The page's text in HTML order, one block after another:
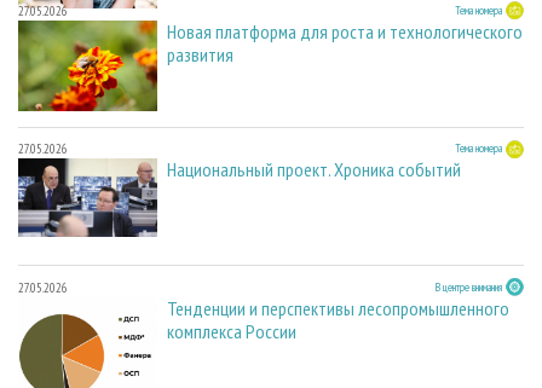
27.05.2026 Тема номера
Новая платформа для роста и технологического
развития
27.05.2026 Тема номера
Национальный проект. Хроника событий
27.05.2026 В центре внимания
Тенденции и перспективы лесопромышленного
комплекса России